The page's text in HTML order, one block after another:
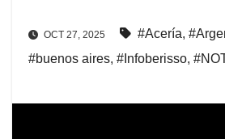
OCT 27, 2025 #Acería,
#buenos aires, #Infoberisso,